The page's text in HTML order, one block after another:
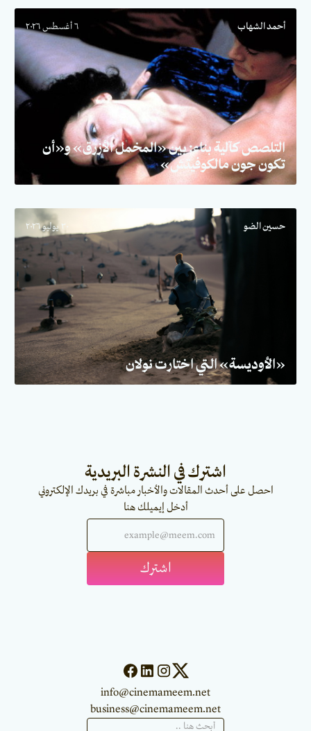
أحمد الشهاب ٦ أغسطس ٢٠٢٦
التلصص كآلية بناء: بين «المخمل الأزرق» و«أن
تكون جون مالكوفيتش»
حسين الضو ٣٠ يوليو ٢٠٢٦
«الأوديسة» التي اختارت نولان
اشترك في النشرة البريدية
احصل على أحدث المقالات والأخبار مباشرة في بريدك الإلكتروني
أدخل إيميلك هنا
info@cinemameem.net
business@cinemameem.net